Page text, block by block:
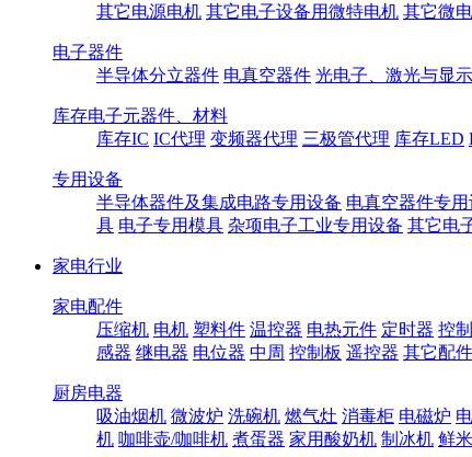
其它电源电机 其它电子设备用微特电机 其它微
电子器件
半导体分立器件 电真空器件 光电子、激光与显
库存电子元器件、材料
库存IC IC代理 变频器代理 三极管代理 库存LED
专用设备
半导体器件及集成电路专用设备 电真空器件专用
具 电子专用模具 杂项电子工业专用设备 其它电
家电行业
家电配件
压缩机 电机 塑料件 温控器 电热元件 定时器 控
感器 继电器 电位器 中周 控制板 遥控器 其它配件
厨房电器
吸油烟机 微波炉 洗碗机 燃气灶 消毒柜 电磁炉
机 咖啡壶/咖啡机 煮蛋器 家用酸奶机 制冰机 鲜